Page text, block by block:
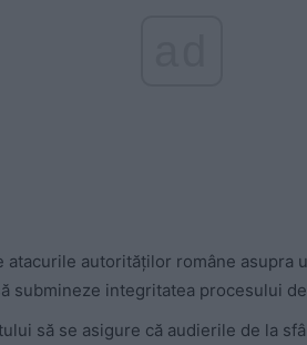
atacurile autorităţilor române asupra
submineze integritatea procesului
să se asigure că audierile de la